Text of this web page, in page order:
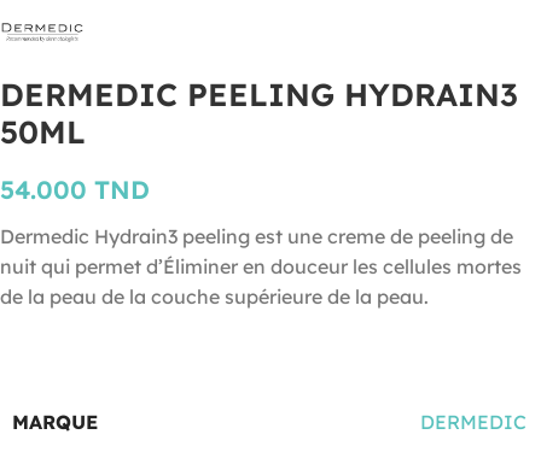
DERMEDIC PEELING HYDRAIN3
50ML
54.000 TND
Dermedic Hydrain3 peeling est une creme de peeling de
nuit qui permet d’Éliminer en douceur les cellules mortes
de la peau de la couche supérieure de la peau.
MARQUE DERMEDIC